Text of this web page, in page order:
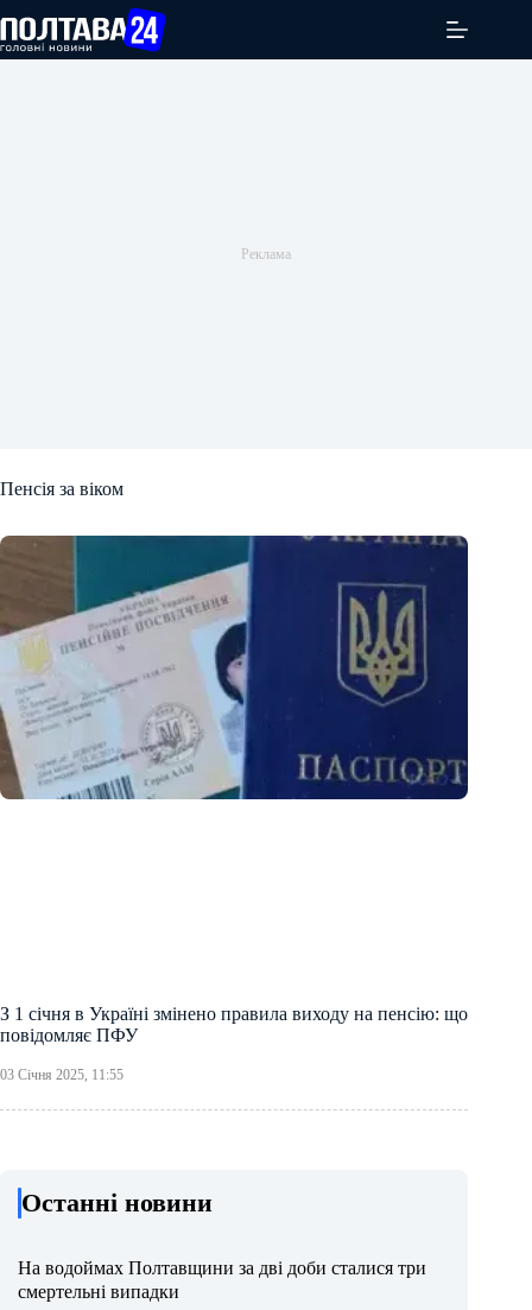
вмісту
Пенсія за віком
З 1 січня в Україні змінено правила виходу на пенсію: що
повідомляє ПФУ
03 Січня 2025, 11:55
Останні новини
На водоймах Полтавщини за дві доби сталися три
смертельні випадки